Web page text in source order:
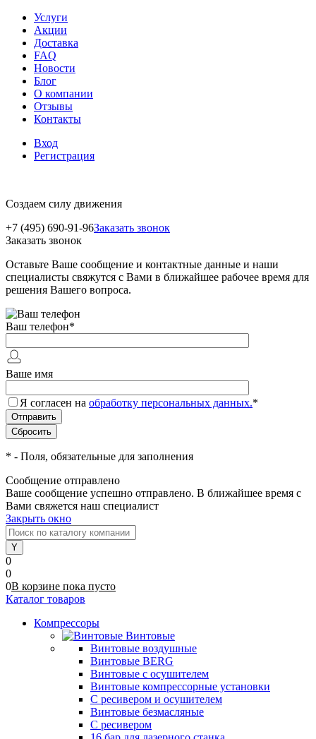
Услуги
Акции
Доставка
FAQ
Новости
Блог
О компании
Отзывы
Контакты
Вход
Регистрация
Создаем силу движения
+7 (495) 690-91-96Заказать звонок
Заказать звонок
Оставьте Ваше сообщение и контактные данные и наши
специалисты свяжутся с Вами в ближайшее рабочее время для
решения Вашего вопроса.
Ваш телефон*
Ваше имя
Я согласен на обработку персональных данных.*
* - Поля, обязательные для заполнения
Сообщение отправлено
Ваше сообщение успешно отправлено. В ближайшее время с
Вами свяжется наш специалист
Закрыть окно
0
0
0В корзине пока пусто
Каталог товаров
Компрессоры
Винтовые
Винтовые воздушные
Винтовые BERG
Винтовые с осушителем
Винтовые компрессорные установки
C ресивером и осушителем
Винтовые безмасляные
C ресивером